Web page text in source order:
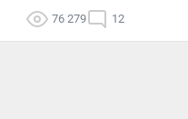
76 279 12